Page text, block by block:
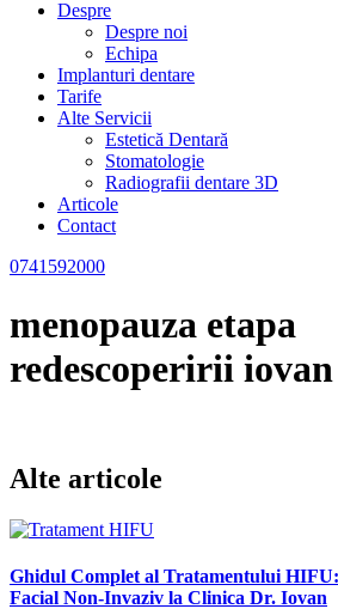
Despre
Despre noi
Echipa
Implanturi dentare
Tarife
Alte Servicii
Estetică Dentară
Stomatologie
Radiografii dentare 3D
Articole
Contact
0741592000
menopauza etapa
redescoperirii
Alte articole
Ghidul Complet al Tratamentului
Facial Non-Invaziv la Clinica Dr. Iovan